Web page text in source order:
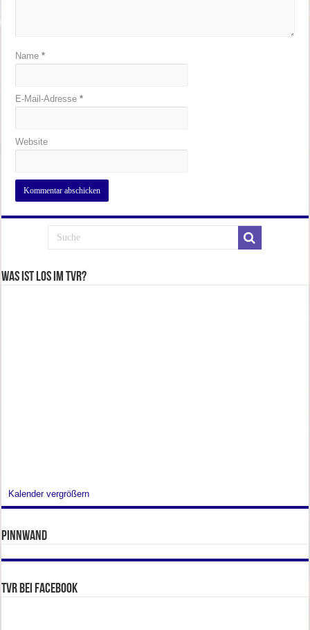
Name*
E-Mail-Adresse*
Website
Was ist los im TVR?
Kalender vergrößern
Pinnwand
TVR bei facebook